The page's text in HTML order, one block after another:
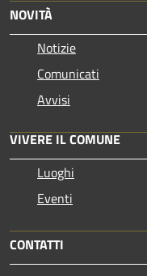
NOVITÀ
Notizie
Comunicati
Avvisi
VIVERE IL COMUNE
Luoghi
Eventi
CONTATTI